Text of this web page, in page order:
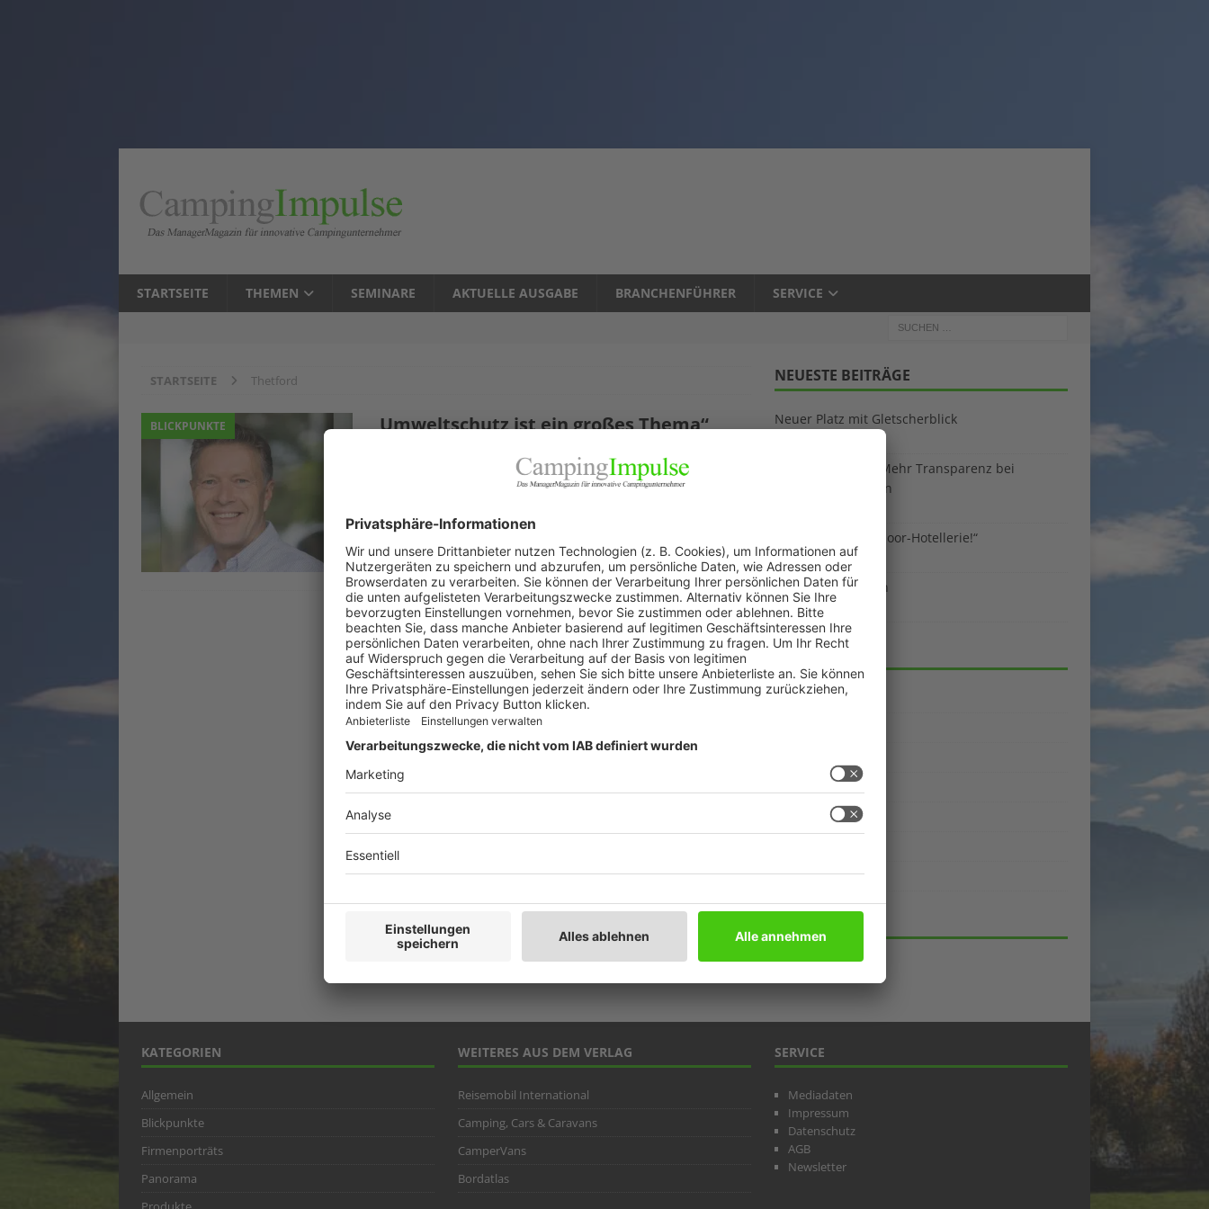
STARTSEITE THEMEN SEMINARE AKTUELLE AUSGABE BRANCHENFÜHRER SERVICE
STARTSEITE Thetford
BLICKPUNKTE „Umweltschutz ist ein großes Thema“
Die Campingszene schießt sich gerade auf die Chemietoiletten
scheinbar den Markt. CI sprach mit dem Marktführer Thetford
über die derzeitige Situation und den Ruf der Chemietoiletten.
Chemietoiletten und[…]
NEUESTE BEITRÄGE
Neuer Platz mit Gletscherblick
Neue EU-Regeln: Mehr Transparenz bei
Ferienunterkünften
„Wir sind die Outdoor-Hotellerie!“
1. August 2026
Akku gegen Benzin
29. Juli 2026
KATEGORIEN
Allgemein
Panorama
Weitblick
KATEGORIEN
Allgemein
Blickpunkte
Firmenporträts
Panorama
WEITERES AUS DEM VERLAG
Reisemobil International
Camping, Cars & Caravans
CamperVans
Bordatlas
SERVICE
Mediadaten
Impressum
Datenschutz
AGB
Newsletter